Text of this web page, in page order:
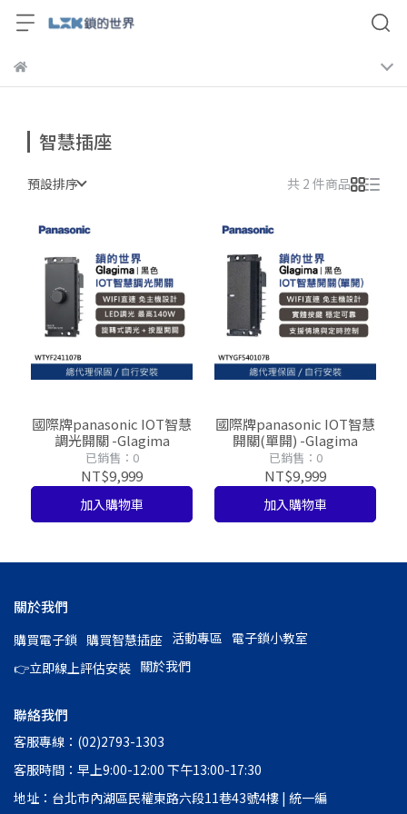
智慧插座
預設排序 共 2 件商品
國際牌panasonic IOT智慧
調光開關 -Glagima
已銷售：0
NT$9,999
加入購物車
國際牌panasonic IOT智慧
開關(單開) -Glagima
已銷售：0
NT$9,999
加入購物車
關於我們
購買電子鎖 購買智慧插座 活動專區 電子鎖小教室
👉立即線上評估安裝 關於我們
聯絡我們
客服專線：(02)2793-1303
客服時間：早上9:00-12:00 下午13:00-17:30
地址：台北市內湖區民權東路六段11巷43號4樓 | 統一編